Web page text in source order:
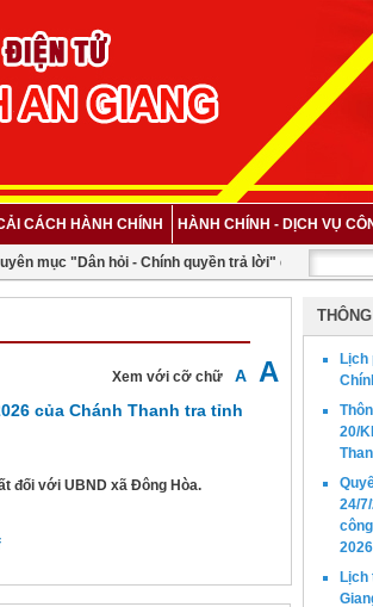
CÁCH HÀNH CHÍNH HÀNH CHÍNH - DỊCH VỤ
mục "Dân hỏi - Chính quyền trả lời" quý III năm
Xem với cỡ chữ A A
của Chánh Thanh tra tỉnh
đối với UBND xã Đông Hòa.
Lịch
20/
24/
2026
Lịch